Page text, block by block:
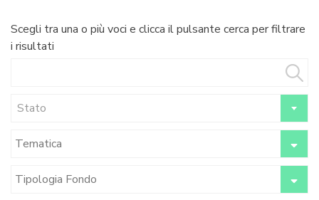
Scegli tra una o più voci e clicca il pulsante cerca per filtrare
i risultati
Stato